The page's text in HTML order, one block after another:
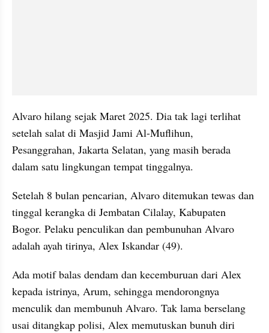
Alvaro hilang sejak Maret 2025. Dia tak lagi terlihat
setelah salat di Masjid Jami Al-Muflihun,
Pesanggrahan, Jakarta Selatan, yang masih berada
dalam satu lingkungan tempat tinggalnya.
Setelah 8 bulan pencarian, Alvaro ditemukan tewas dan
tinggal kerangka di Jembatan Cilalay, Kabupaten
Bogor. Pelaku penculikan dan pembunuhan Alvaro
adalah ayah tirinya, Alex Iskandar (49).
Ada motif balas dendam dan kecemburuan dari Alex
kepada istrinya, Arum, sehingga mendorongnya
menculik dan membunuh Alvaro. Tak lama berselang
usai ditangkap polisi, Alex memutuskan bunuh diri